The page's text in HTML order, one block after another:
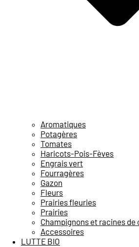
Aromatiques
Potagères
Tomates
Haricots-Pois-Fèves
Engrais vert
Fourragères
Gazon
Fleurs
Prairies fleuries
Prairies
Champignons et racines de
Accessoires
LUTTE BIO